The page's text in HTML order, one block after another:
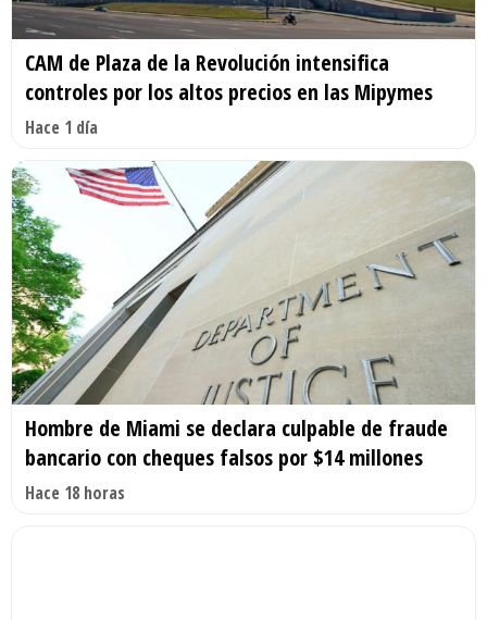
CAM de Plaza de la Revolución intensifica
controles por los altos precios en las Mipymes
Hace 1 día
Hombre de Miami se declara culpable de fraude
bancario con cheques falsos por $14 millones
Hace 18 horas